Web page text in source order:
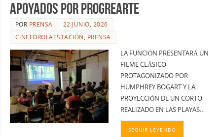
APOYADOS POR PROGREARTE
POR PRENSA
22 JUNIO, 2026
CINEFOROLAESTACIÓN, PRENSA
LA FUNCIÓN PRESENTARÁ UN
FILME CLÁSICO
PROTAGONIZADO POR
HUMPHREY BOGART Y LA
PROYECCIÓN DE UN CORTO
REALIZADO EN LAS PLAYAS…
SEGUIR LEYENDO